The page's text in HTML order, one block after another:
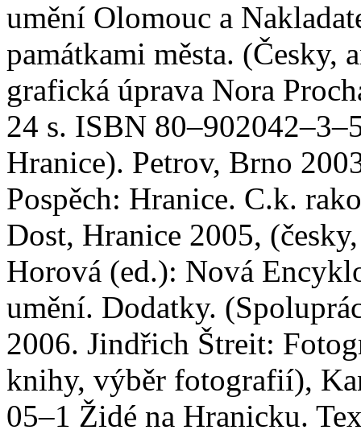
umění Olomouc a
památkami města. (Česky,
grafická úprava Nora
24 s. ISBN
Hranice). Petrov, Brno
Pospěch: Hranice. C.k.
Dost, Hranice 2005,
Horová (ed.): Nová
umění. Dodatky.
2006. Jindřich Štreit:
knihy, výběr fotografií),
05–1 Židé na Hranicku.